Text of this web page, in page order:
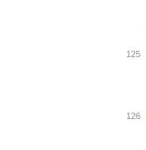
125
126